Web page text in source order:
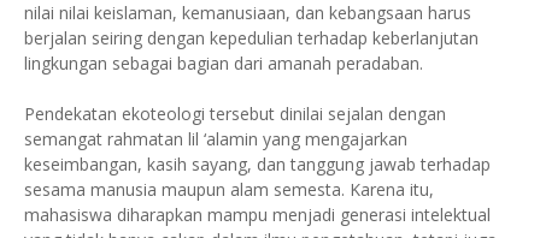
nilai nilai keislaman, kemanusiaan, dan kebangsaan harus
berjalan seiring dengan kepedulian terhadap keberlanjutan
lingkungan sebagai bagian dari amanah peradaban.
Pendekatan ekoteologi tersebut dinilai sejalan dengan
semangat rahmatan lil ‘alamin yang mengajarkan
keseimbangan, kasih sayang, dan tanggung jawab terhadap
sesama manusia maupun alam semesta. Karena itu,
mahasiswa diharapkan mampu menjadi generasi intelektual